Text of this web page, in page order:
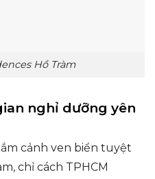
Hồ Tràm
nghỉ dưỡng yên
cảnh ven biển tuyệt
chỉ cách TPHCM